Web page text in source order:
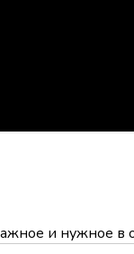
и нужное в